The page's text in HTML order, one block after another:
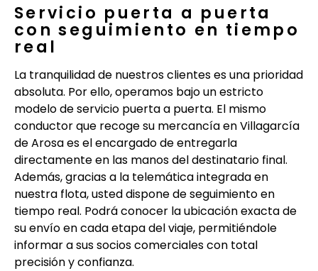
Servicio puerta a puerta
con seguimiento en tiempo
real
La tranquilidad de nuestros clientes es una prioridad
absoluta. Por ello, operamos bajo un estricto
modelo de servicio puerta a puerta. El mismo
conductor que recoge su mercancía en Villagarcía
de Arosa es el encargado de entregarla
directamente en las manos del destinatario final.
Además, gracias a la telemática integrada en
nuestra flota, usted dispone de seguimiento en
tiempo real. Podrá conocer la ubicación exacta de
su envío en cada etapa del viaje, permitiéndole
informar a sus socios comerciales con total
precisión y confianza.